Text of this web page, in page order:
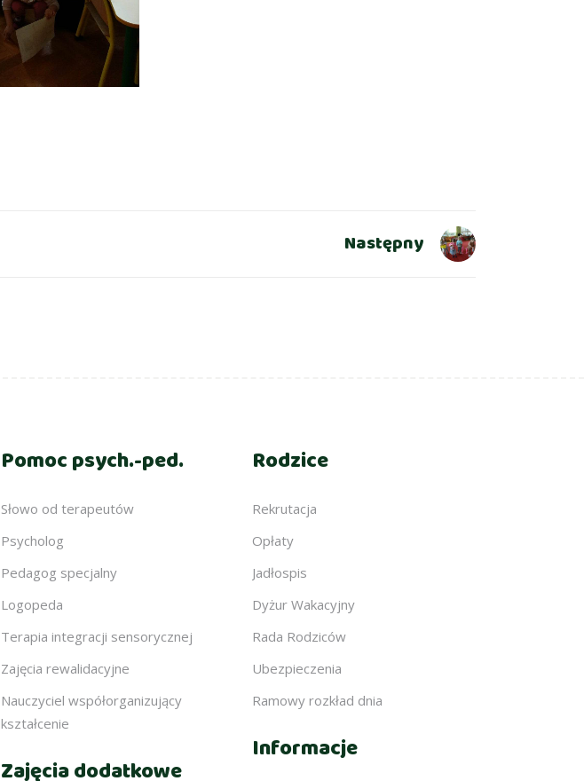
Następny
Pomoc psych.-ped.
Słowo od terapeutów
Psycholog
Pedagog specjalny
Logopeda
Terapia integracji sensorycznej
Zajęcia rewalidacyjne
Nauczyciel współorganizujący
kształcenie
Zajęcia dodatkowe
Rodzice
Rekrutacja
Opłaty
Jadłospis
Dyżur Wakacyjny
Rada Rodziców
Ubezpieczenia
Ramowy rozkład dnia
Informacje